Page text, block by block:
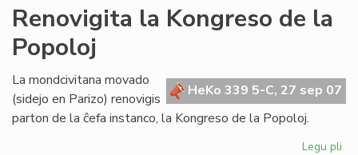
Renovigita la Kongreso de la
Popoloj
HeKo 339 5-C, 27 sep 07
La mondcivitana movado
(sidejo en Parizo) renovigis
parton de la ĉefa instanco, la Kongreso de la Popoloj.
Legu pli